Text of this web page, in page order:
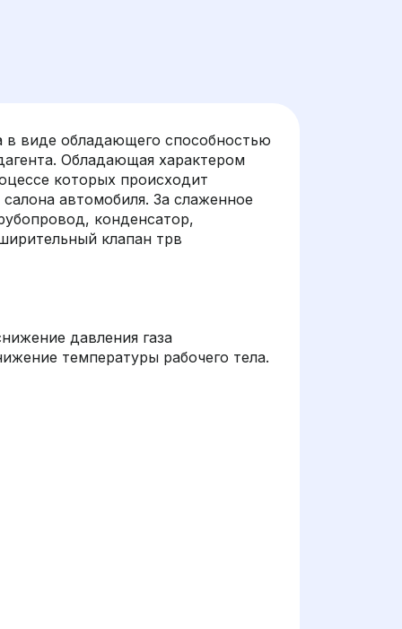
в виде обладающего способностью
Обладающая характером
которых происходит
автомобиля. За слаженное
конденсатор,
клапан трв
давления газа
температуры рабочего тела.